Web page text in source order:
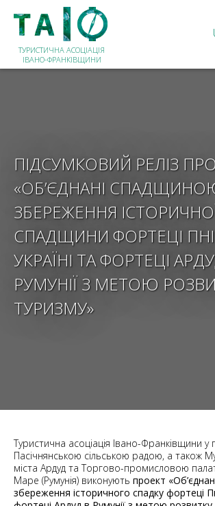
ТУРИСТИЧНА АСОЦІАЦІЯ
ІВАНО-ФРАНКІВЩИНИ
ПІДСУМКОВИЙ РЕЛІЗ
«ОБ’ЄДНАНІ
ЗБЕРЕЖЕННЯ
СПАДЩИНИ ФОРТЕЦІ
УКРАЇНІ ТА ФОРТЕЦІ
РУМУНІЇ З МЕТОЮ
ТУРИЗМУ»
Туристична асоціація Івано-Франківщини у
Пасічнянською сільською радою, а також
міста Ардуд та Торгово-промисловою
Маре (Румунія) виконують проект
збереження історичного спадку фортеці